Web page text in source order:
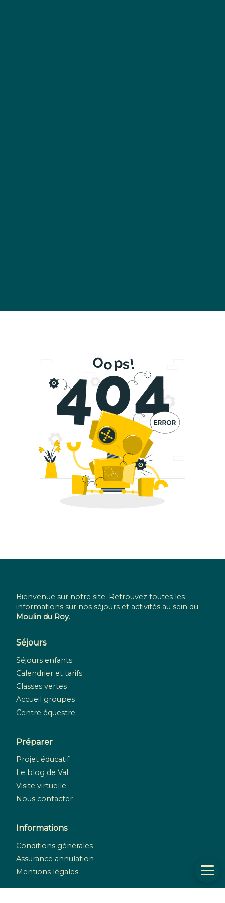
Bienvenue sur notre site. Retrouvez toutes les
informations sur nos séjours et activités au sein du
Moulin du Roy.
Séjours
Séjours enfants
Calendrier et tarifs
Classes vertes
Accueil groupes
Centre équestre
Préparer
Projet éducatif
Le blog de Val
Visite virtuelle
Nous contacter
Informations
Conditions générales
Assurance annulation
Mentions légales